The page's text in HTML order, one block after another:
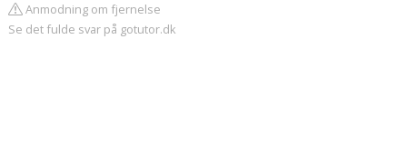
Anmodning om fjernelse
Se det fulde svar på gotutor.dk